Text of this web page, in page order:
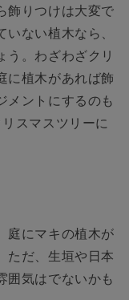
飾りつけは大変で
ない植木なら、
う。わざわざクリ
に植木があれば飾
メントにするのも
スマスツリーに
庭にマキの植木が
ただ、生垣や日本
囲気はでないかも